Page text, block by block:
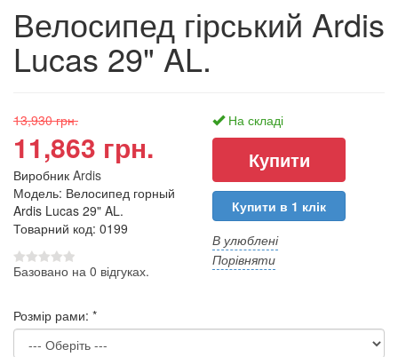
Велосипед гірський Ardis
Lucas 29" AL.
13,930 грн.
11,863 грн.
Виробник Ardis
Модель: Велосипед горный
Ardis Lucas 29" AL.
Товарний код: 0199
Базовано на 0 відгуках.
На складі
Купити в 1 клік
В улюблені
Порівняти
Розмір рами: *